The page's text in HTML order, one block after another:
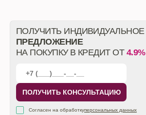
ПОЛУЧИТЬ ИНДИВИДУАЛЬНОЕ
ПРЕДЛОЖЕНИЕ
НА ПОКУПКУ В КРЕДИТ ОТ 4.9%
ПОЛУЧИТЬ КОНСУЛЬТАЦИЮ
Согласен на обработкуперсональных данных